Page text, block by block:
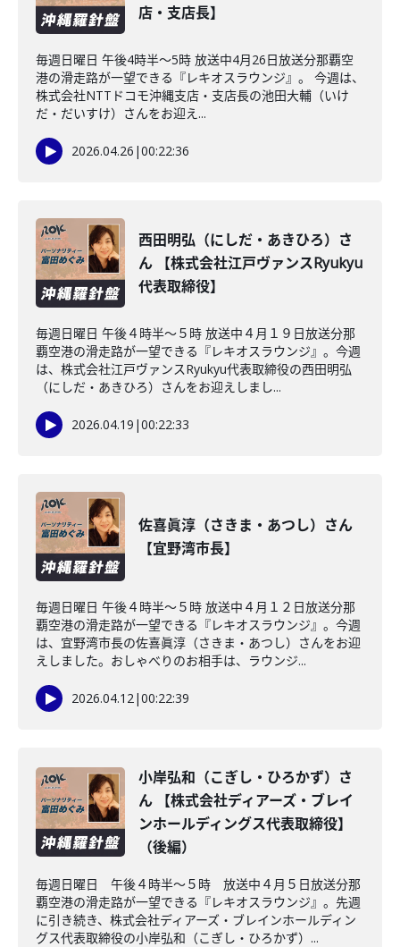
店・支店長】
毎週日曜日 午後4時半～5時 放送中4月26日放送分那覇空
港の滑走路が一望できる『レキオスラウンジ』。 今週は、
株式会社NTTドコモ沖縄支店・支店長の池田大輔（いけ
だ・だいすけ）さんをお迎え...
2026.04.26 |00:22:36
西田明弘（にしだ・あきひろ）さ
ん 【株式会社江戸ヴァンスRyukyu
代表取締役】
毎週日曜日 午後４時半～５時 放送中４月１９日放送分那
覇空港の滑走路が一望できる『レキオスラウンジ』。今週
は、株式会社江戸ヴァンスRyukyu代表取締役の西田明弘
（にしだ・あきひろ）さんをお迎えしまし...
2026.04.19 |00:22:33
佐喜眞淳（さきま・あつし）さん
【宜野湾市長】
毎週日曜日 午後４時半～５時 放送中４月１２日放送分那
覇空港の滑走路が一望できる『レキオスラウンジ』。今週
は、宜野湾市長の佐喜眞淳（さきま・あつし）さんをお迎
えしました。おしゃべりのお相手は、ラウンジ...
2026.04.12|00:22:39
小岸弘和（こぎし・ひろかず）さ
ん 【株式会社ディアーズ・ブレイ
ンホールディングス代表取締役】
（後編）
毎週日曜日 午後４時半～５時 放送中４月５日放送分那
覇空港の滑走路が一望できる『レキオスラウンジ』。先週
に引き続き、株式会社ディアーズ・ブレインホールディン
グス代表取締役の小岸弘和（こぎし・ひろかず）...